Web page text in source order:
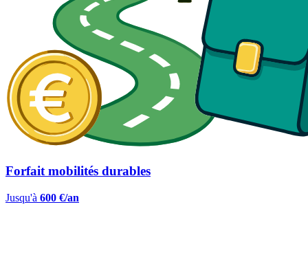
Forfait mobilités durables
Jusqu'à 600 €/an